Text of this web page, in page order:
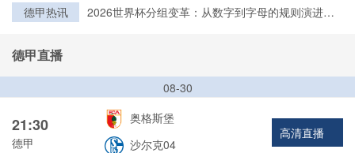
德甲热讯
2026世界杯分组变革：从数字到字母的规则演进与
德甲直播
08-30
21:30
德甲
奥格斯堡
沙尔克04
高清直播